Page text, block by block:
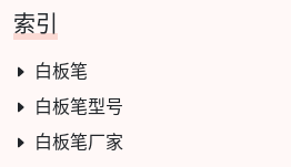
索引
白板笔
白板笔型号
白板笔厂家